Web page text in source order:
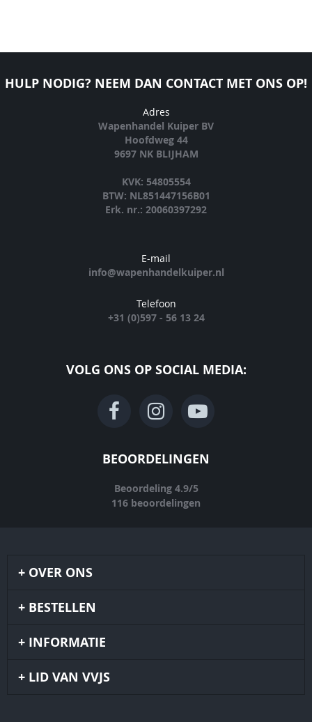
HULP NODIG? NEEM DAN CONTACT MET ONS OP!
Adres
Wapenhandel Kuiper BV
Hoofdweg 44
9697 NK BLIJHAM
KVK: 54805554
BTW: NL851447156B01
Erk. nr.: 20060397292
E-mail
info@wapenhandelkuiper.nl
Telefoon
+31 (0)597 - 56 13 24
VOLG ONS OP SOCIAL MEDIA:
BEOORDELINGEN
Beoordeling 4.9/5
116 beoordelingen
OVER ONS
BESTELLEN
INFORMATIE
LID VAN VVJS